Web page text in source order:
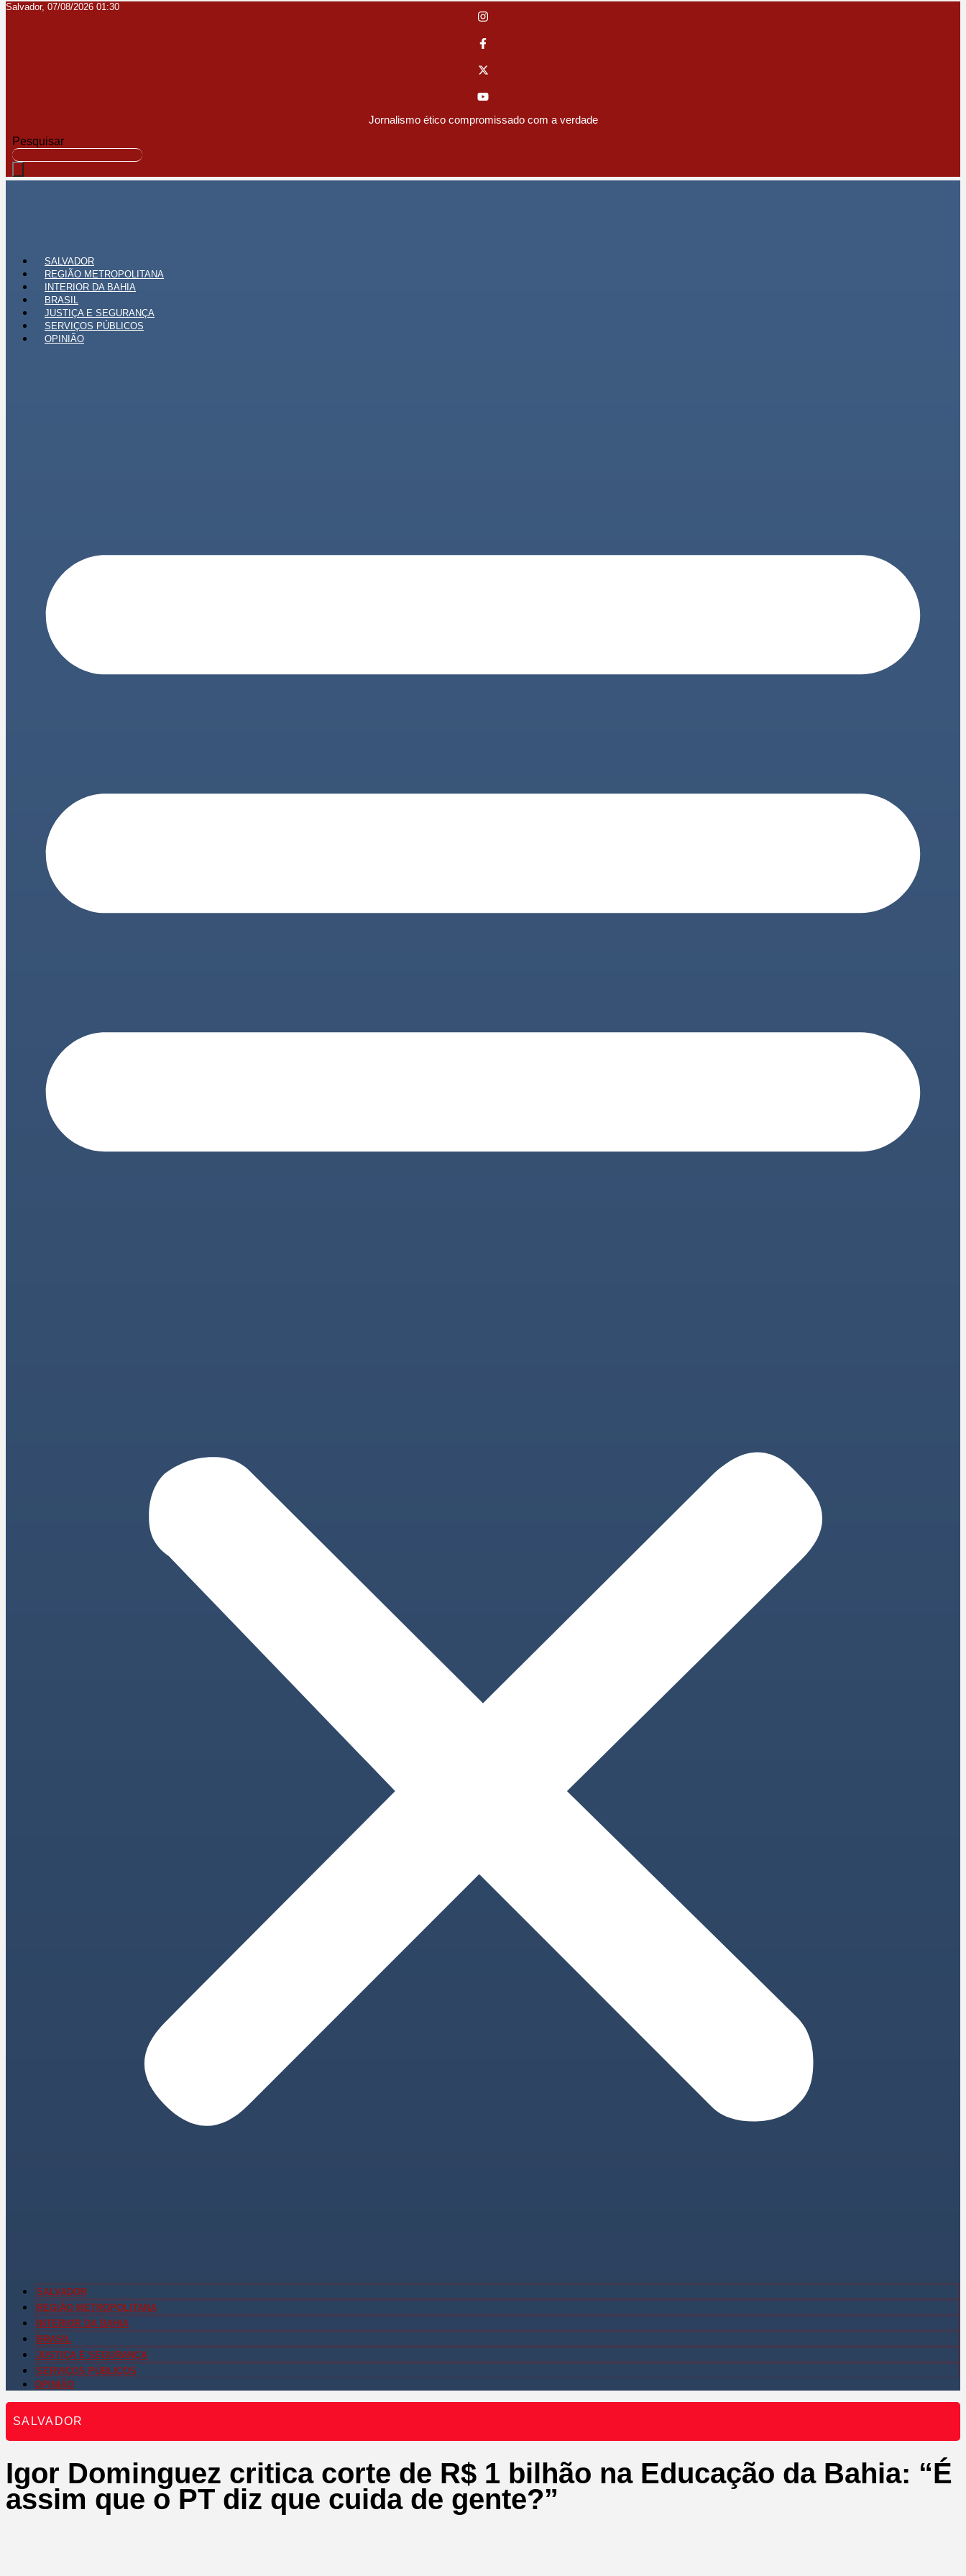
Ir
Salvador, 07/08/2026 01:30
Jornalismo ético compromissado com a verdade
Pesquisar
SALVADOR
REGIÃO METROPOLITANA
INTERIOR DA BAHIA
BRASIL
JUSTIÇA E SEGURANÇA
SERVIÇOS PÚBLICOS
OPINIÃO
SALVADOR
REGIÃO METROPOLITANA
INTERIOR DA BAHIA
BRASIL
JUSTIÇA E SEGURANÇA
SERVIÇOS PÚBLICOS
OPINIÃO
SALVADOR
Igor Dominguez critica corte de R$ 1 bilhão na Educação da Bahia: “É
assim que o PT diz que cuida de gente?”